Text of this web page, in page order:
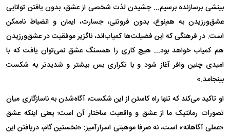
بینشی برسازنده برسیم... چشیدن لذت شخصی از عشق، بدون یافتن توانایی
عشق‌ورزیدن به هم‌نوع، بدون فروتنی، جسارت، ایمان و انضباط ناممکن
است. در فرهنگی که این فضیلت‌ها کمیاب‌اند، ناگزیر موفقیت در عشق‌ورزیدن
هم کمیاب خواهد بود... هیچ کاری را همسنگ عشق نمی‌توان یافت که با
امیدی چنین وافر آغاز شود و با تکراری بس بیشتر و شدیدتر به شکست
بینجامد.»
او تاکید می‌کند که تنها راه کاستن از این شکست، آگاه‌شدن به ناسازگاری میان
تصورات رمانتیک ما از عشق و واقعیت ساختار آن است؛ یعنی اینکه عشق
«عملی آگاهانه» است، نه صرفا موهبتی اسرارآمیز: «نخستین گام، دریافتن این